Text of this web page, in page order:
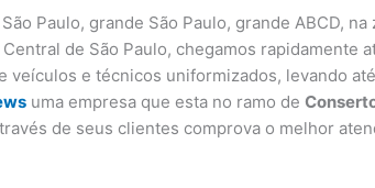
Paulo, grande São Paulo, grande ABCD, na
de São Paulo, chegamos rapidamente
veículos e técnicos uniformizados, levando
uma empresa que esta no ramo de
de seus clientes comprova o melhor